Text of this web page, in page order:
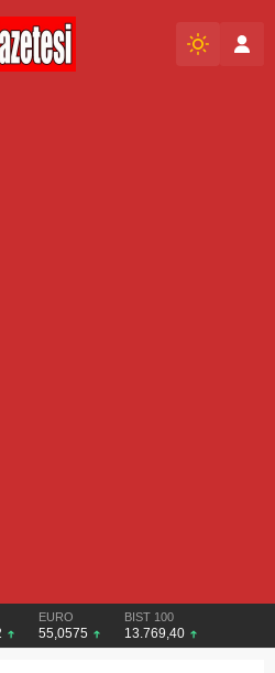
EURO
55,0575
BIST 100
13.769,40